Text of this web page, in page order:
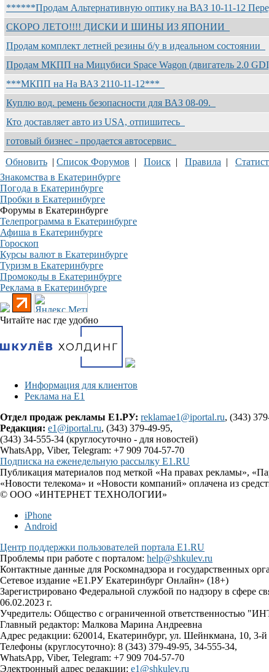
******Продам Альтернативную оптику на ВАЗ 10-11-12
СКОРО ЛЕТО!!!! ДИСКИ И ШИНЫ ИЗ ЯПОНИИ
Продам комплект летней резины б/у в идеальном состоянии
Продам МКПП на Мицубиси Space Wagon (двигатель 2.0
***МКПП на На ВАЗ 2110-11-12***
Куплю вод. ремень безопасности для ВАЗ 08-09.
Кто доставляет авто из USA, отпишитесь
готовый бизнес - продается автосервис
Обновить | Список Форумов | Поиск | Правила |
Знакомства в Екатеринбурге
Погода в Екатеринбурге
Пробки в Екатеринбурге
Форумы в Екатеринбурге
Телепрограмма в Екатеринбурге
Афиша в Екатеринбурге
Гороскоп
Курсы валют в Екатеринбурге
Туризм в Екатеринбурге
Промокоды в Екатеринбурге
Реклама в Екатеринбурге
Читайте нас где удобно
Информация для клиентов
Реклама на Е1
Отдел продаж рекламы Е1.РУ: reklamae1@iportal.ru, (343)
Редакция: e1@iportal.ru, (343) 379-49-95,
(343) 34-555-34 (круглосуточно - для новостей)
WhatsApp, Viber, Telegram: +7 909 704-57-70
Подписка на еженедельную рассылку E1.RU
Публикация материалов под меткой «На правах рекламы»,
«Новости телекома» и «Новости компаний» оплачена из
© ООО «ИНТЕРНЕТ ТЕХНОЛОГИИ»
iPhone
Android
Центр поддержки пользователей портала E1.RU
Проблемы при работе с порталом: help@shkulev.ru
Контактные данные для Роскомнадзора и государственных
Сетевое издание «Е1.РУ Екатеринбург Онлайн» (18+)
Зарегистрировано Федеральной службой по надзору в
06.02.2023 г.
Учредитель: Общество с ограниченной
Главный редактор: Малкова Марина Андреевна
Адрес редакции: 620014, Екатеринбург, ул. Шейнкмана, 10, 3-й
Телефоны (круглосуточно): 8 (343) 379-49-95, 34-555-34,
WhatsApp, Viber, Telegram: +7 909 704-57-70
Электронный адрес редакции: e1@shkulev.ru